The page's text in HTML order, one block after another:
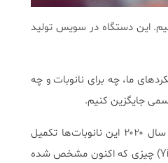
این دستگاه در سویس تولید
ما، چه برای نانوبات و چه
سمی جایگزین کنیم.
نتایج به صورت کلی امیدوارکننده بوده است و برخی از محققین معتقد هستند که تا سال ۲۰۲۰ این نانوبات‌ها تکمیل
خواهند شد و ما قادر خواهیم بود بر روی نمونه انسانی آن‌ها را آزمایش کنیم.(منبع: Yirka) چیزی که اکنون مشخص شده